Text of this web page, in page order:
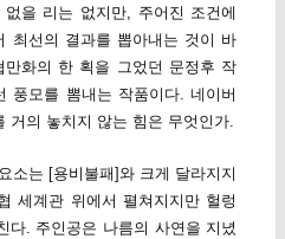
을 리는 없지만, 주어진 조건에
최선의 결과를 뽑아내는 것이 바
화의 한 획을 그었던 문정후 작
풍모를 뽐내는 작품이다. 네이버
거의 놓치지 않는 힘은 무엇인가.
소는 [용비불패]와 크게 달라지지
세계관 위에서 펼쳐지지만 헐렁
다. 주인공은 나름의 사연을 지녔